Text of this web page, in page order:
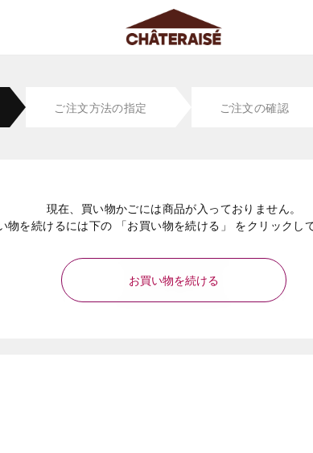
ご注文方法の指定 ご注文の確認
現在、買い物かごには商品が入っておりません。
物を続けるには下の 「お買い物を続ける」 をクリックし